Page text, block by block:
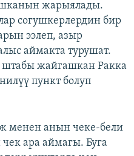
жарыялады.
согушкерлердин бир
ээлеп, азыр
аймакта турушат.
штабы жайгашкан Ракка
пункт болуп
анын чеке-бели
ара аймагы. Буга